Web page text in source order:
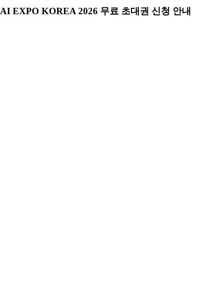
AI EXPO KOREA 2026 무료 초대권 신청 안내